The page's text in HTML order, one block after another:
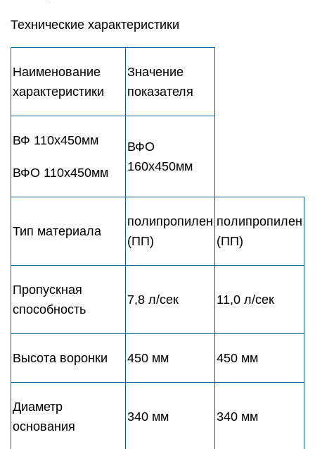
Технические характеристики
Наименование
характеристики
Значение
показателя
ВФ 110х450мм
ВФО 110х450мм
ВФО
160х450мм
Тип материала
полипропилен
(ПП)
полипропилен
(ПП)
Пропускная
способность
7,8 л/сек 11,0 л/сек
Высота воронки 450 мм 450 мм
Диаметр
основания
340 мм 340 мм